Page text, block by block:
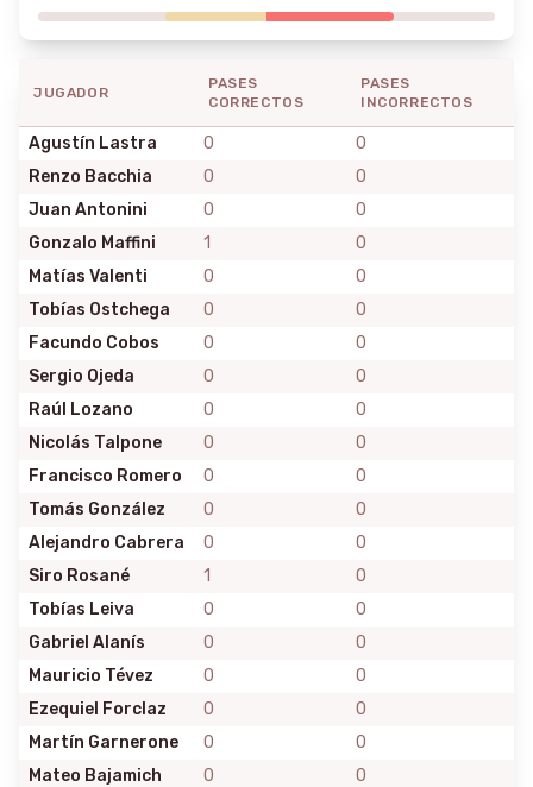
JUGADOR
PASES
CORRECTOS
PASES
INCORRECTOS
Agustín Lastra 0
0
Renzo Bacchia
0
0
Juan Antonini
0
0
Gonzalo Maffini
1
0
Matías Valenti
0
0
Tobías Ostchega
0
0
Facundo Cobos
0
0
Sergio Ojeda
0
0
Raúl Lozano
0
0
Nicolás Talpone
0
0
Francisco Romero
0
0
Tomás González
0
0
Alejandro Cabrera
0
0
Siro Rosané
1
0
Tobías Leiva
0
0
Gabriel Alanís
0
0
Mauricio Tévez
0
0
Ezequiel Forclaz
0
0
Martín Garnerone
0
0
Mateo Bajamich
0
0